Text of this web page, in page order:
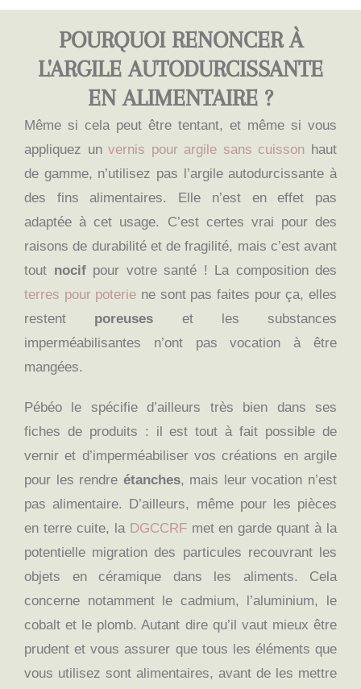
POURQUOI RENONCER À
L'ARGILE AUTODURCISSANTE
EN ALIMENTAIRE ?
Même si cela peut être tentant, et même si vous
appliquez unvernis pour argile sans cuisson haut
de gamme, n’utilisez pas l’argile autodurcissante à
des fins alimentaires. Elle n’est en effet pas
adaptée à cet usage. C’est certes vrai pour des
raisons de durabilité et de fragilité, mais c’est avant
tout nocifpour votre santé ! La composition des
terres pour poterie ne sont pas faites pour ça, elles
restent poreuses et les substances
imperméabilisantes n’ont pas vocation à être
mangées.
Pébéo le spécifie d’ailleurs très bien dans ses
fiches de produits : il est tout à fait possible de
vernir et d’imperméabiliser vos créations en argile
pour les rendre étanches, mais leur vocation n’est
pas alimentaire. D’ailleurs, même pour les pièces
en terre cuite, la DGCCRFmet en garde quant à la
potentielle migration des particules recouvrant les
objets en céramique dans les aliments. Cela
concerne notamment le cadmium, l’aluminium, le
cobalt et le plomb. Autant dire qu’il vaut mieux être
prudent et vous assurer que tous les éléments que
vous utilisez sont alimentaires, avant de les mettre